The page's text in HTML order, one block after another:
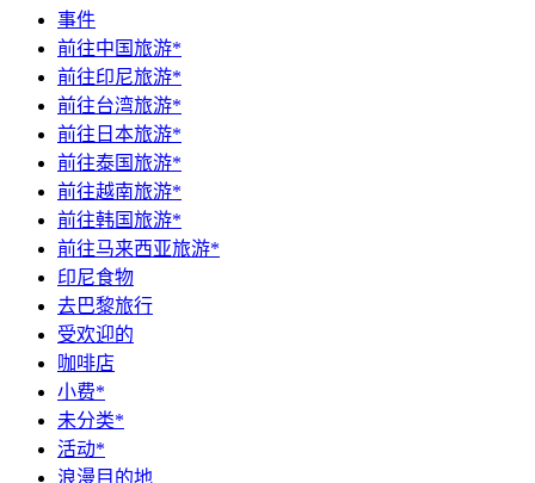
事件
前往中国旅游*
前往印尼旅游*
前往台湾旅游*
前往日本旅游*
前往泰国旅游*
前往越南旅游*
前往韩国旅游*
前往马来西亚旅游*
印尼食物
去巴黎旅行
受欢迎的
咖啡店
小费*
未分类*
活动*
浪漫目的地